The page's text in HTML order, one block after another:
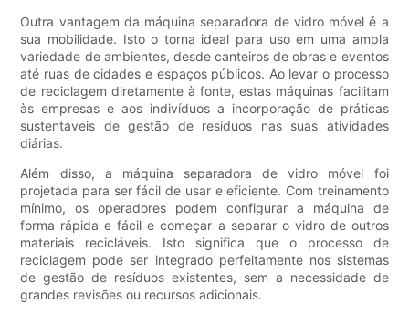
Outra vantagem da máquina separadora de vidro móvel é a
sua mobilidade. Isto o torna ideal para uso em uma ampla
variedade de ambientes, desde canteiros de obras e eventos
até ruas de cidades e espaços públicos. Ao levar o processo
de reciclagem diretamente à fonte, estas máquinas facilitam
às empresas e aos indivíduos a incorporação de práticas
sustentáveis ​​de gestão de resíduos nas suas atividades
diárias.
Além disso, a máquina separadora de vidro móvel foi
projetada para ser fácil de usar e eficiente. Com treinamento
mínimo, os operadores podem configurar a máquina de
forma rápida e fácil e começar a separar o vidro de outros
materiais recicláveis. Isto significa que o processo de
reciclagem pode ser integrado perfeitamente nos sistemas
de gestão de resíduos existentes, sem a necessidade de
grandes revisões ou recursos adicionais.